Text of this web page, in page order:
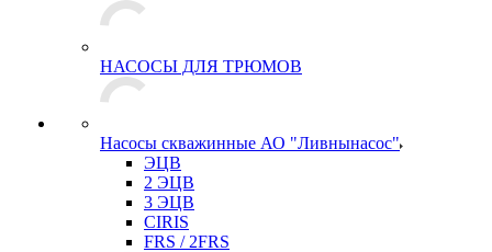
НАСОСЫ ДЛЯ ТРЮМОВ
Насосы скважинные АО "Ливнынасос"
ЭЦВ
2 ЭЦВ
3 ЭЦВ
CIRIS
FRS / 2FRS